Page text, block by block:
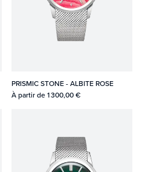
PRISMIC STONE - ALBITE ROSE
À partir de1 300,00 €